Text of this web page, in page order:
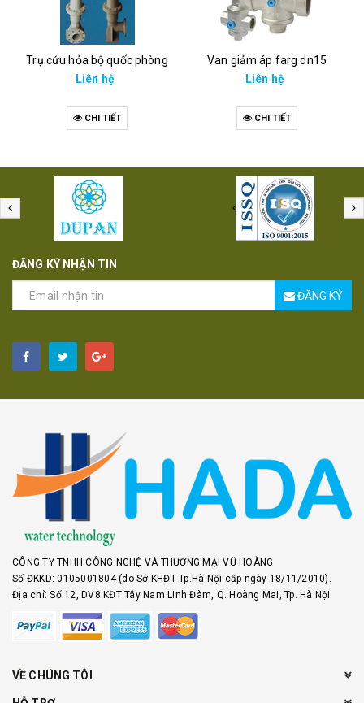
Trụ cứu hỏa bộ quốc phòng
Liên hệ
CHI TIẾT
Van giảm áp farg dn15
Liên hệ
CHI TIẾT
ĐĂNG KÝ NHẬN TIN
ĐĂNG KÝ
CÔNG TY TNHH CÔNG NGHỆ VÀ THƯƠNG MẠI VŨ HOÀNG
Số ĐKKD: 0105001804 (do Sở KHĐT Tp.Hà Nội cấp ngày 18/11/2010).
Địa chỉ: Số 12, DV8 KĐT Tây Nam Linh Đàm, Q. Hoàng Mai, Tp. Hà Nội
VỀ CHÚNG TÔI